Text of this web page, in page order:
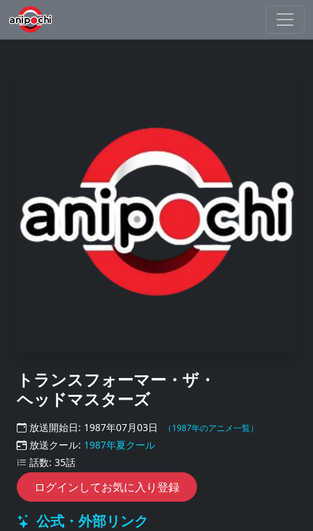
トランスフォーマー・ザ・
ヘッドマスターズ
放送開始日: 1987年07月03日 （1987年のアニメ一覧）
放送クール: 1987年夏クール
話数: 35話
ログインしてお気に入り登録
公式・外部リンク